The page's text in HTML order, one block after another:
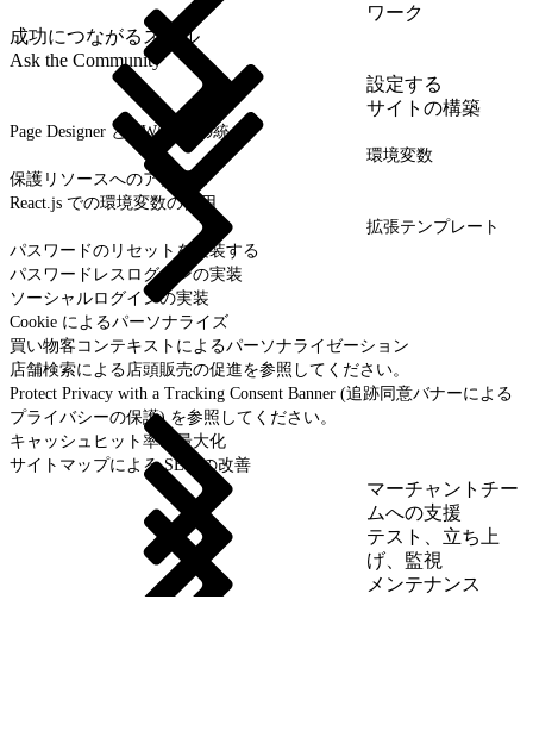
ワーク
成功につながるスキル
Ask the Community
設定する
サイトの構築
Page Designer と PWA Kit の統合
環境変数
保護リソースへのアクセス
React.js での環境変数の使用
拡張テンプレート
パスワードのリセットを実装する
パスワードレスログインの実装
ソーシャルログインの実装
Cookie によるパーソナライズ
買い物客コンテキストによるパーソナライゼーション
店舗検索による店頭販売の促進を参照してください。
Protect Privacy with a Tracking Consent Banner (追跡同意バナーによる
プライバシーの保護) を参照してください。
キャッシュヒット率の最大化
サイトマップによる SEO の改善
マーチャントチー
ムへの支援
テスト、立ち上
げ、監視
メンテナンス